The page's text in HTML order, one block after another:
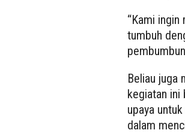
“Kami
tumbuh
Beliau juga
kegiatan ini
upaya
dalam